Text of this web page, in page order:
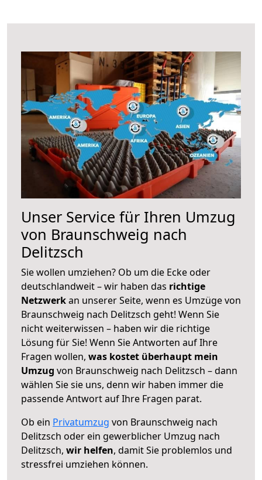
Unser Service für Ihren Umzug
von Braunschweig nach
Delitzsch
Sie wollen umziehen? Ob um die Ecke oder
deutschlandweit – wir haben das richtige
Netzwerkan unserer Seite, wenn es Umzüge von
Braunschweig nach Delitzsch geht! Wenn Sie
nicht weiterwissen – haben wir die richtige
Lösung für Sie! Wenn Sie Antworten auf Ihre
Fragen wollen, was kostet überhaupt mein
Umzug von Braunschweig nach Delitzsch – dann
wählen Sie sie uns, denn wir haben immer die
passende Antwort auf Ihre Fragen parat.
Ob ein Privatumzug von Braunschweig nach
Delitzsch oder ein gewerblicher Umzug nach
Delitzsch, wir helfen, damit Sie problemlos und
stressfrei umziehen können.